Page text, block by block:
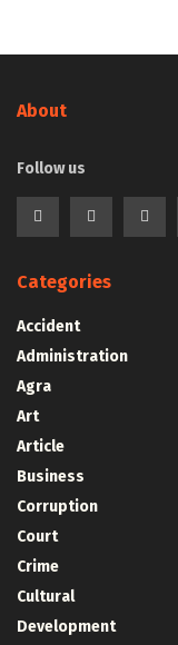
About
Follow us
Categories
Accident
Administration
Agra
Art
Article
Business
Corruption
Court
Crime
Cultural
Development